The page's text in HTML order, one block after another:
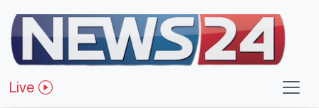
Live
সারাদেশ
৭ অঞ্চলে ৬০ কিলোমিটার বেগে ঝড়ের
শঙ্কা